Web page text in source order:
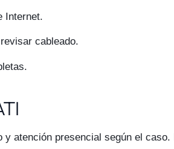
Internet.
cableado.
y atención presencial según el caso.